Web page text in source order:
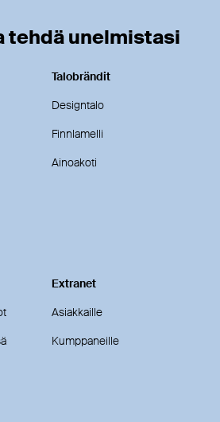
tehdä unelmistasi
Talobrändit
Designtalo
Finnlamelli
Ainoakoti
Extranet
Asiakkaille
Kumppaneille